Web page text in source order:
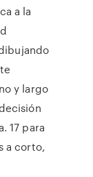
a la
y largo
17 para
a corto,